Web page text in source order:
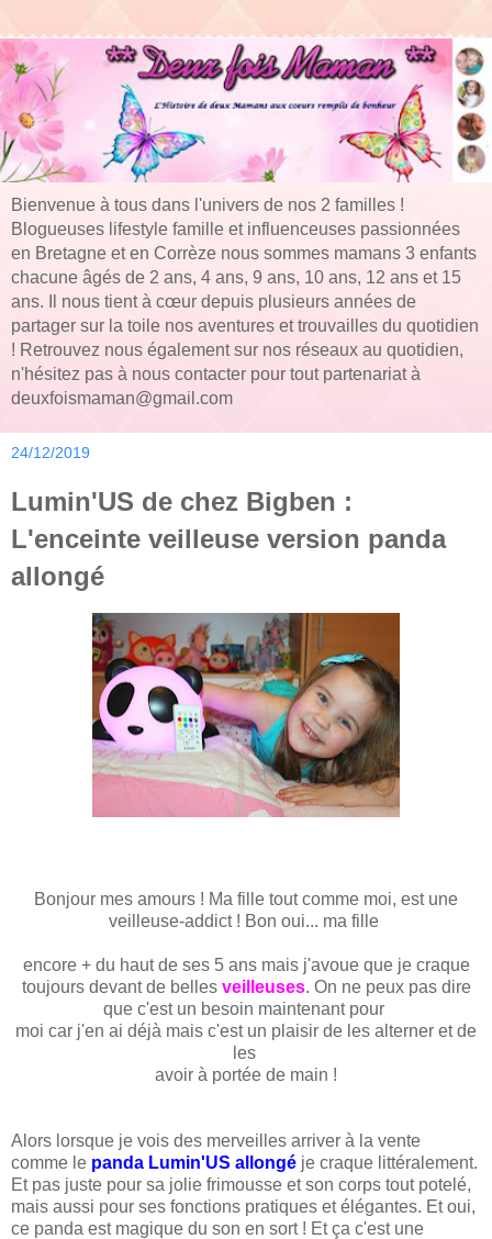
Bienvenue à tous dans l'univers de nos 2 familles !
Blogueuses lifestyle famille et influenceuses passionnées
en Bretagne et en Corrèze nous sommes mamans 3 enfants
chacune âgés de 2 ans, 4 ans, 9 ans, 10 ans, 12 ans et 15
ans. Il nous tient à cœur depuis plusieurs années de
partager sur la toile nos aventures et trouvailles du quotidien
! Retrouvez nous également sur nos réseaux au quotidien,
n'hésitez pas à nous contacter pour tout partenariat à
deuxfoismaman@gmail.com
24/12/2019
Lumin'US de chez Bigben :
L'enceinte veilleuse version panda
allongé
Bonjour mes amours ! Ma fille tout comme moi, est une
veilleuse-addict ! Bon oui... ma fille
encore + du haut de ses 5 ans mais j'avoue que je craque
toujours devant de belles veilleuses. On ne peux pas dire
que c'est un besoin maintenant pour
moi car j'en ai déjà mais c'est un plaisir de les alterner et de
les
avoir à portée de main !
Alors lorsque je vois des merveilles arriver à la vente
comme le panda Lumin'US allongé je craque littéralement.
Et pas juste pour sa jolie frimousse et son corps tout potelé,
mais aussi pour ses fonctions pratiques et élégantes. Et oui,
ce panda est magique du son en sort ! Et ça c'est une